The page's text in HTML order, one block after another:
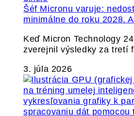
Šéf Micronu varuje:
minimálne do roku 2028.
Keď Micron Technology
zverejnil výsledky za tretí
3. júla 2026